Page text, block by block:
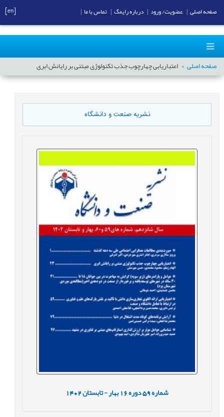
صفحه اصلی اعتباریابی چهارچوب جذب تکنولوژی مبتنی بر رایانش ابری
نشریه صنعت و دانشگاه
شماره59 دوره16 بهار - تابستان1402
صفحه اصلی عضویت/ ورود درباره رایمگ تماس با ما